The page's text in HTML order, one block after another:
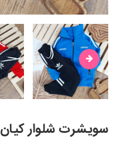
سویشرت شلوار کیان